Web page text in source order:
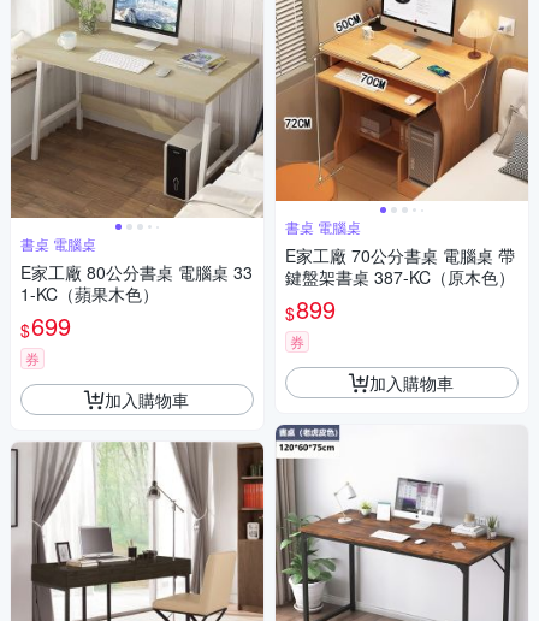
書桌 電腦桌
E家工廠 80公分書桌 電腦桌 33
1-KC（蘋果木色）
$699
券
加入購物車
書桌 電腦桌
E家工廠 70公分書桌 電腦桌 帶
鍵盤架書桌 387-KC（原木色）
$899
券
加入購物車